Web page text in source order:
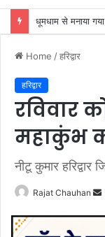
डाक कांवड़ यात्रा
Home /हरिद्वार
हरिद्वार
रविवार
महाकुंभ
नीटू कुमार हरिद्वार
Rajat Chauhan